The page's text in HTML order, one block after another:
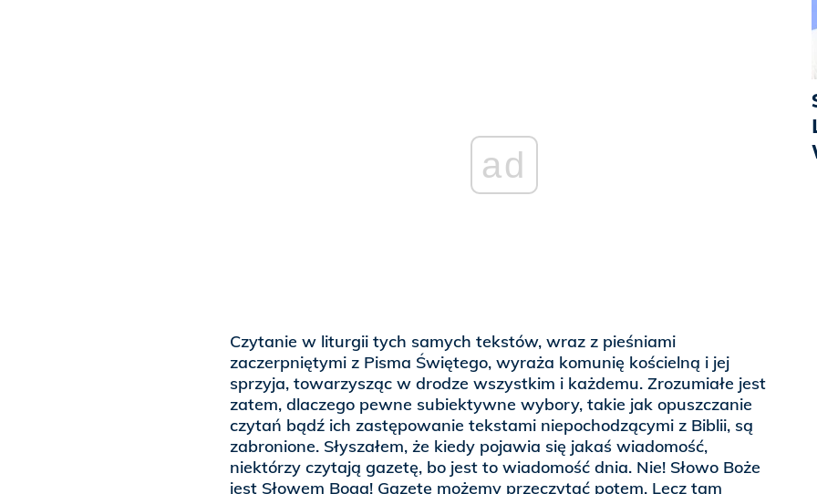
ad
Czytanie w liturgii tych samych tekstów, wraz z pieśniami
zaczerpniętymi z Pisma Świętego, wyraża komunię kościelną i jej
sprzyja, towarzysząc w drodze wszystkim i każdemu. Zrozumiałe jest
zatem, dlaczego pewne subiektywne wybory, takie jak opuszczanie
czytań bądź ich zastępowanie tekstami niepochodzącymi z Biblii, są
zabronione. Słyszałem, że kiedy pojawia się jakaś wiadomość,
niektórzy czytają gazetę, bo jest to wiadomość dnia. Nie! Słowo Boże
jest Słowem Boga! Gazetę możemy przeczytać potem. Lecz tam